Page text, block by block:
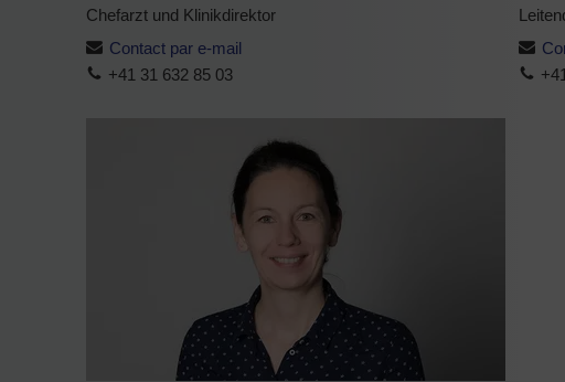
Chefarzt und Klinikdirektor
Contact par e-mail
+41 31 632 85 03